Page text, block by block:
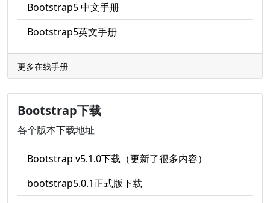
Bootstrap5 中文手册
Bootstrap5英文手册
更多在线手册
Bootstrap下载
各个版本下载地址
Bootstrap v5.1.0下载（更新了很多内容）
bootstrap5.0.1正式版下载